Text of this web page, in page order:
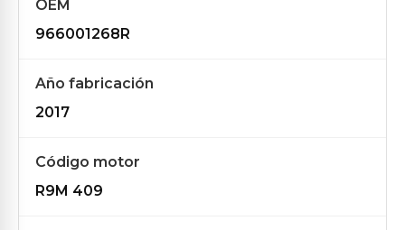
OEM
966001268R
Año fabricación
2017
Código motor
R9M 409